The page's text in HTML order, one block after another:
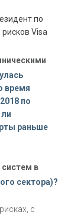
по
Visa
время
по
раньше
систем в
сектора)?
с